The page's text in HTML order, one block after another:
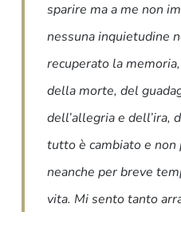
sparire ma a me non
nessuna inquietudine
recuperato la
della morte, del
dell’allegria e dell’ira,
tutto è cambiato e non
neanche per breve
vita. Mi sento tanto